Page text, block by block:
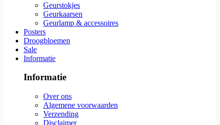
Geurstokjes
Geurkaarsen
Geurlamp & accessoires
Posters
Droogbloemen
Sale
Informatie
Informatie
Over ons
Algemene voorwaarden
Verzending
Disclaimer